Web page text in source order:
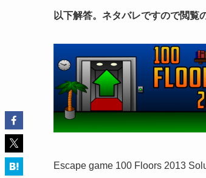
以下解答。ネタバレですので閲覧
Escape game 100 Floors 2013